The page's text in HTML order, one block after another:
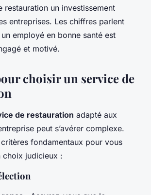
restauration un investissement
entreprises. Les chiffres parlent
un employé en bonne santé est
et motivé.
choisir un service de
de restauration adapté aux
peut s’avérer complexe.
fondamentaux pour vous
choix judicieux :